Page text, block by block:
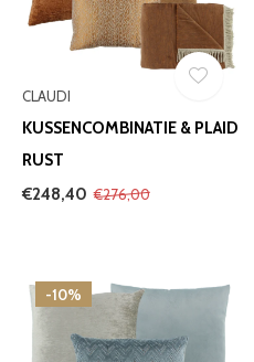
CLAUDI
KUSSENCOMBINATIE & PLAID
RUST
€248,40 €276,00
-10%